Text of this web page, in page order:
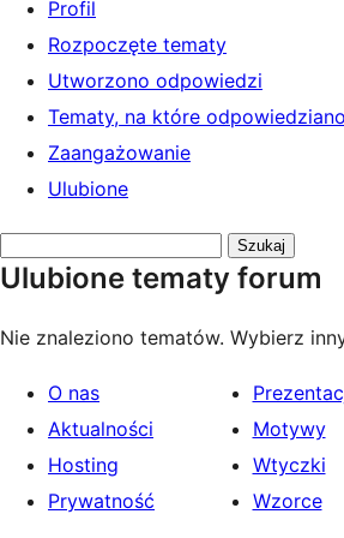
Profil
Rozpoczęte tematy
Utworzono odpowiedzi
Tematy, na które odpowiedziano
Zaangażowanie
Ulubione
tematy:
Ulubione tematy forum
Nie znaleziono tematów. Wybierz
O nas
Aktualności
Hosting
Prywatność
Motywy
Wtyczki
Wzorce